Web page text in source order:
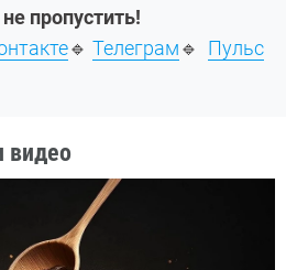
пропустить!
🔹 Телеграм🔹 Пульс
видео